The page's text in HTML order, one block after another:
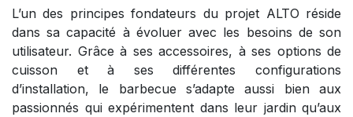
L’un des principes fondateurs du projet ALTO réside
dans sa capacité à évoluer avec les besoins de son
utilisateur. Grâce à ses accessoires, à ses options de
cuisson et à ses différentes configurations
d’installation, le barbecue s’adapte aussi bien aux
passionnés qui expérimentent dans leur jardin qu’aux